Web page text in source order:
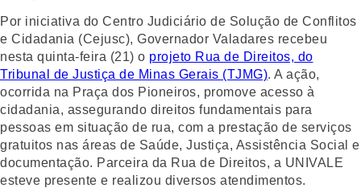
Por iniciativa do Centro Judiciário de Solução de Conflitos
e Cidadania (Cejusc), Governador Valadares recebeu
nesta quinta-feira (21) o projeto Rua de Direitos, do
Tribunal de Justiça de Minas Gerais (TJMG). A ação,
ocorrida na Praça dos Pioneiros, promove acesso à
cidadania, assegurando direitos fundamentais para
pessoas em situação de rua, com a prestação de serviços
gratuitos nas áreas de Saúde, Justiça, Assistência Social e
documentação. Parceira da Rua de Direitos, a UNIVALE
esteve presente e realizou diversos atendimentos.